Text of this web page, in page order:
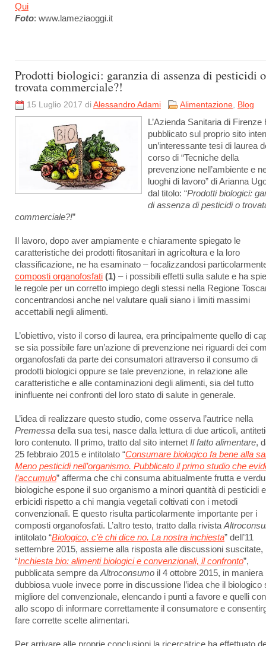
Qui
Foto: www.lameziaoggi.it
Prodotti biologici: garanzia di assenza di pesticidi o
trovata commerciale?!
15 Luglio 2017 di Alessandro Adami Alimentazione, Blog
L’Azienda Sanitaria di Firenze
pubblicato sul proprio sito
un’interessante tesi di laurea
corso di “Tecniche della
prevenzione nell’ambiente e
luoghi di lavoro” di Arianna
dal titolo: “Prodotti biologici:
di assenza di pesticidi o
commerciale?!”
Il lavoro, dopo aver ampiamente e chiaramente spiegato le
caratteristiche dei prodotti fitosanitari in agricoltura e la loro
classificazione, ne ha esaminato – focalizzandosi
composti organofosfati (1) – i possibili effetti sulla salute e ha
le regole per un corretto impiego degli stessi nella Regione
concentrandosi anche nel valutare quali siano i limiti massimi
accettabili negli alimenti.
L’obiettivo, visto il corso di laurea, era principalmente quello di
se sia possibile fare un’azione di prevenzione nei riguardi dei
organofosfati da parte dei consumatori attraverso il consumo di
prodotti biologici oppure se tale prevenzione, in relazione alle
caratteristiche e alle contaminazioni degli alimenti, sia del tutto
ininfluente nei confronti del loro stato di salute in generale.
L’idea di realizzare questo studio, come osserva l’autrice nella
Premessa della sua tesi, nasce dalla lettura di due articoli,
loro contenuto. Il primo, tratto dal sito internet Il fatto alimentare,
25 febbraio 2015 e intitolato “Consumare biologico fa bene alla
Meno pesticidi nell’organismo. Pubblicato il primo studio che
l’accumulo” afferma che chi consuma abitualmente frutta e
biologiche espone il suo organismo a minori quantità di pesticidi
erbicidi rispetto a chi mangia vegetali coltivati con i metodi
convenzionali. E questo risulta particolarmente importante per i
composti organofosfati. L’altro testo, tratto dalla rivista
intitolato “Biologico, c’è chi dice no. La nostra inchiesta” dell’11
settembre 2015, assieme alla risposta alle discussioni suscitate,
“Inchiesta bio: alimenti biologici e convenzionali, il confronto”,
pubblicata sempre da Altroconsumo il 4 ottobre 2015, in maniera
dubbiosa vuole invece porre in discussione l’idea che il biologico
migliore del convenzionale, elencando i punti a favore e quelli
allo scopo di informare correttamente il consumatore e
fare corrette scelte alimentari.